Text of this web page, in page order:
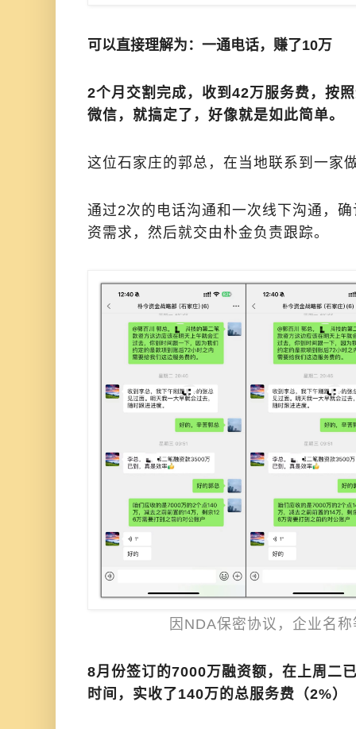
可以直接理解为：一通电话，赚了10万
2个月交割完成，收到42万服务费，按
微信，就搞定了，好像就是如此简单。
这位石家庄的郭总，在当地联系到一家
通过2次的电话沟通和一次线下沟通，
资需求，然后就交由朴金负责跟踪。
因NDA保密协议，企业名
8月份签订的7000万融资额，在上周二
时间，实收了140万的总服务费（2%）